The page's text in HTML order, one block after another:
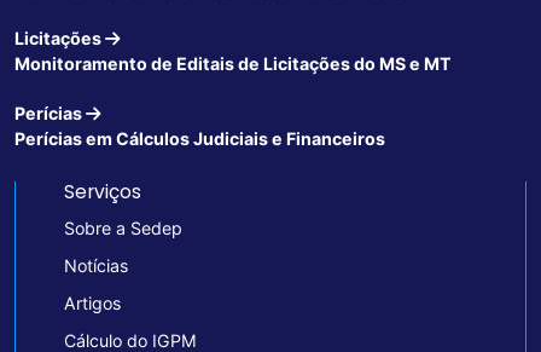
Licitações
Monitoramento de Editais de Licitações do MS e MT
Perícias
Perícias em Cálculos Judiciais e Financeiros
Serviços
Sobre a Sedep
Notícias
Artigos
Cálculo do IGPM